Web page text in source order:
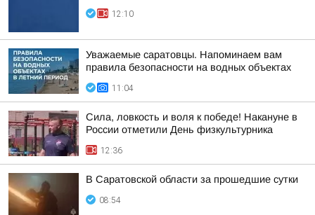
12:10
Уважаемые саратовцы. Напоминаем вам
правила безопасности на водных объектах
11:04
Сила, ловкость и воля к победе! Накануне в
России отметили День физкультурника
12:36
В Саратовской области за прошедшие сутки
08:54